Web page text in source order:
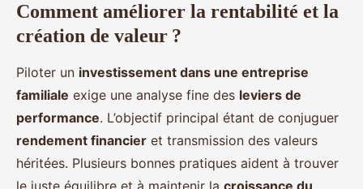
Comment améliorer la rentabilité et la
création de valeur ?
Piloter un investissement dans une entreprise
familiale exige une analyse fine des leviers de
performance. L’objectif principal étant de conjuguer
rendement financier et transmission des valeurs
héritées. Plusieurs bonnes pratiques aident à trouver